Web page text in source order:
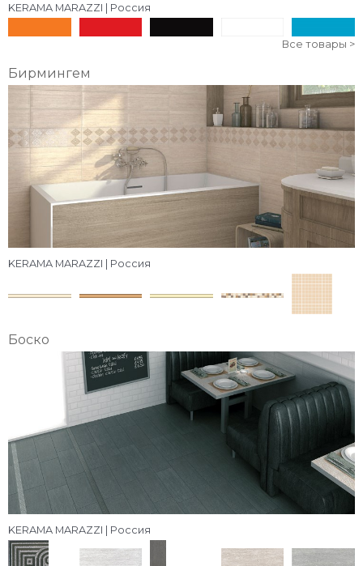
KERAMA MARAZZI | Россия
Все товары >
Бирмингем
KERAMA MARAZZI | Россия
Боско
KERAMA MARAZZI | Россия